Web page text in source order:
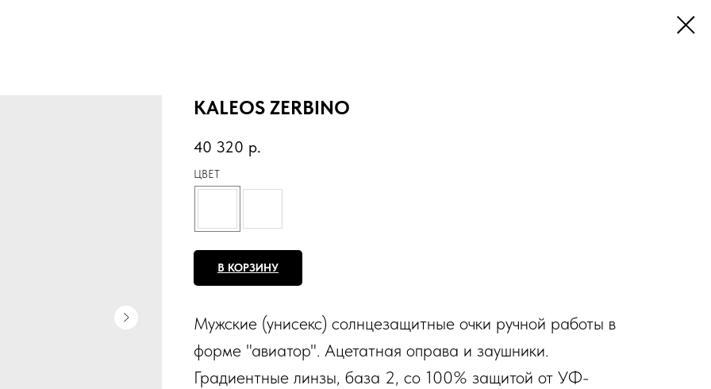
KALEOS ZERBINO
40 320 р.
ЦВЕТ
В КОРЗИНУ
Мужские (унисекс) солнцезащитные очки ручной работы в
форме "авиатор". Ацетатная оправа и заушники.
Градиентные линзы, база 2, со 100% защитой от УФ-